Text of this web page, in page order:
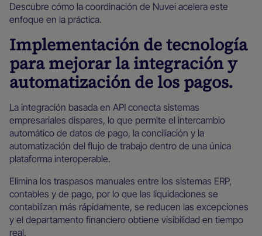
Descubre cómo la coordinación de Nuvei acelera este
enfoque en la práctica.
Implementación de tecnología
para mejorar la integración y
automatización de los pagos.
La integración basada en API conecta sistemas
empresariales dispares, lo que permite el intercambio
automático de datos de pago, la conciliación y la
automatización del flujo de trabajo dentro de una única
plataforma interoperable.
Elimina los traspasos manuales entre los sistemas ERP,
contables y de pago, por lo que las liquidaciones se
contabilizan más rápidamente, se reducen las excepciones
y el departamento financiero obtiene visibilidad en tiempo
real.